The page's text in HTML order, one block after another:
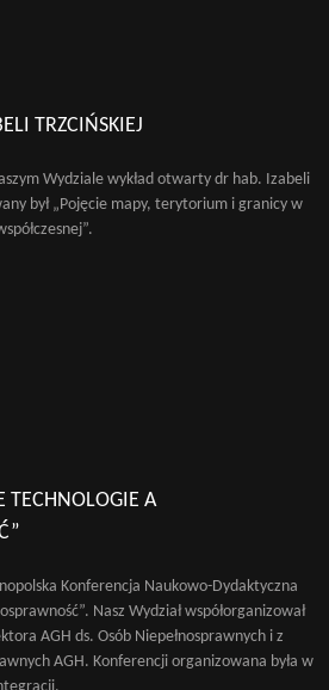
TRZCIŃSKIEJ
Wydziale wykład otwarty dr hab. Izabeli
był „Pojęcie mapy, terytorium i granicy w
TECHNOLOGIE A
Konferencja Naukowo-Dydaktyczna
Nasz Wydział współorganizował
AGH ds. Osób Niepełnosprawnych i z
AGH. Konferencji organizowana była w